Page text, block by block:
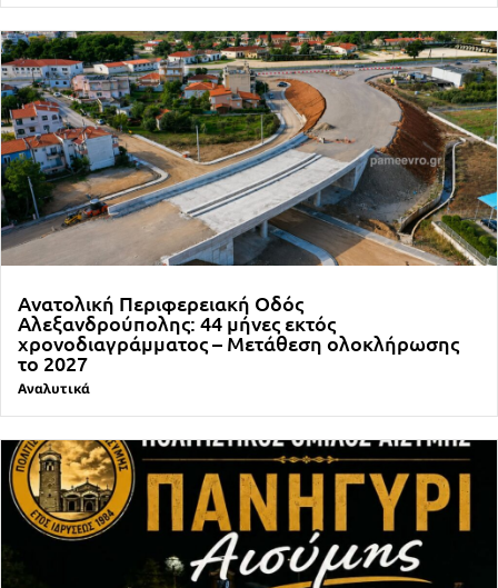
Ανατολική Περιφερειακή Οδός
Αλεξανδρούπολης: 44 μήνες εκτός
χρονοδιαγράμματος – Μετάθεση ολοκλήρωσης
το 2027
Αναλυτικά